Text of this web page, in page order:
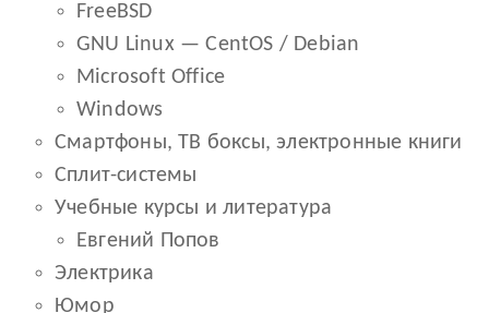
FreeBSD
GNU Linux — CentOS / Debian
Microsoft Office
Windows
Смартфоны, ТВ боксы, электронные книги
Сплит-системы
Учебные курсы и литература
Евгений Попов
Электрика
Юмор